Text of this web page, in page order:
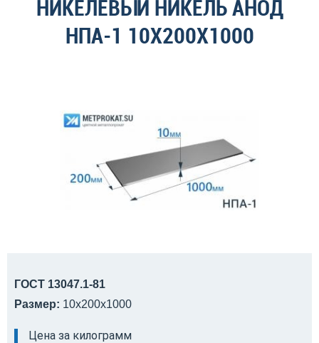
НИКЕЛЕВЫЙ НИКЕЛЬ АНОД
НПА-1 10Х200Х1000
ГОСТ 13047.1-81
Размер: 10х200х1000
Цена за килограмм